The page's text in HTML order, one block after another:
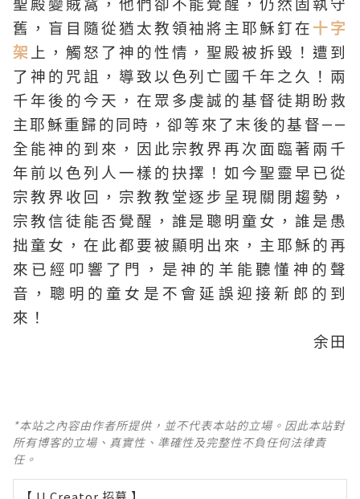
聖殿變賊窩，他們卻不能覺醒，仍然固執守
舊，盲目隨從猶太教領袖將主耶穌釘在 十字
架上，觸怒了神的性情，聖殿被拆毀！遭到
了神的咒詛，導致以色列亡國千年之久！兩
千年後的今天，在眾多虔誠的基督徒期盼救
主耶穌重歸的同時，卻等來了末後的基督——
全能神的到來，因此宗教界再次面臨著兩千
年前以色列人一樣的抉擇！如今聖靈早已從
宗教界收回，宗教教堂逐步呈現關閉趨勢，
宗教信徒能否覺醒，誰是聰明童女，誰是愚
拙童女，在此都要被顯明出來，主耶穌的再
來已經叩響了門，是神的羊能聽懂神的聲
音，聰明的童女是不會延誤迎接新郎的到
來！
余田
*本站之內容由作者所提供，並不代表本站的立場。因此本站對
所有博客的立場、真實性、準確性及完整性不負任何法律責
任。